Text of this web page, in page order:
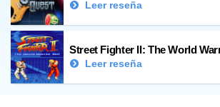
Leer reseña
Street Fighter II: The World
Leer reseña